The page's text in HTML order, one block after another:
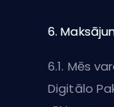
6.
6.1. Mēs
Digitālo